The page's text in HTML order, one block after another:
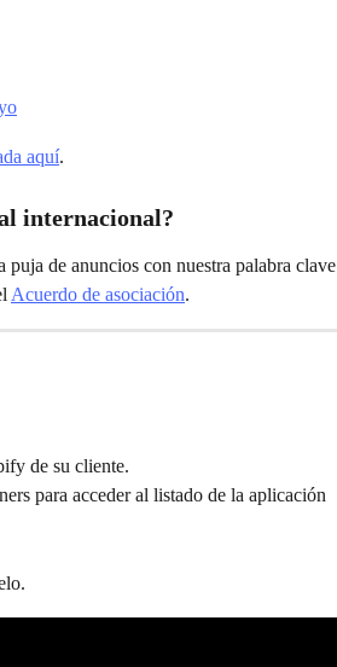
aquí.
internacional?
de anuncios con nuestra palabra clave
Acuerdo de asociación.
de su cliente.
para acceder al listado de la aplicación